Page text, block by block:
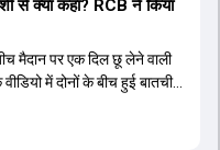
से क्या कहा? RCB ने किया
मैदान पर एक दिल छू लेने वाली
में दोनों के बीच हुई बातचीत